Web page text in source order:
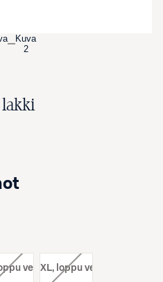
Kuva
2
lakki
verkosta
koko: XXL, loppu verkosta